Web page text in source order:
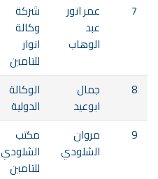
7
عمر انور
عبد
الوهاب
شركة
وكالة
انوار
للتامين
8
جمال
ابوعيد
الوكالة
الدولية
9
مروان
الشلودي
مكتب
الشلودي
للتامين